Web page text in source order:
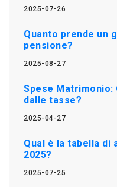
2025-07-26
Quanto prende un
pensione?
2025-08-27
Spese
dalle tasse?
2025-04-27
Qual è la tabella di
2025?
2025-07-25